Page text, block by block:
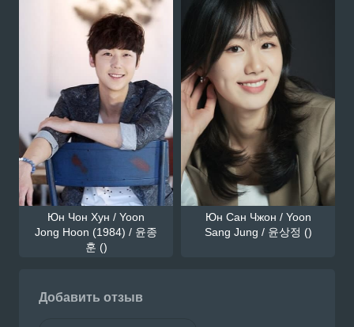
Юн Чон Хун / Yoon
Jong Hoon (1984) / 윤종
훈 ()
Юн Сан Чжон / Yoon
Sang Jung / 윤상정 ()
Добавить отзыв